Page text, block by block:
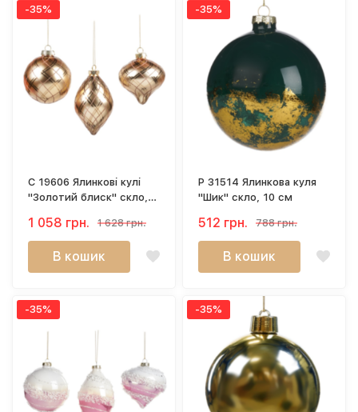
-35%
C 19606 Ялинкові кулі
"Золотий блиск" скло,
1 058 грн. 1 628 грн.
В кошик
-35%
P 31514 Ялинкова куля
"Шик" скло, 10 см
512 грн. 788 грн.
В кошик
-35% -35%